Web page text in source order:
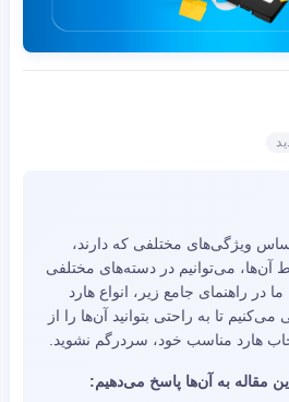
ویژگی‌های مختلفی که دارند،
آن‌ها، می‌توانیم در دسته‌های مختلفی
در راهنمای جامع زیر، انواع هارد
تا به راحتی بتوانید آن‌ها را از
هارد مناسب خود، سردرگم نشوید.
مقاله به آن‌ها پاسخ می‌دهیم: